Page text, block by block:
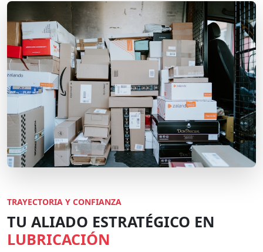
TRAYECTORIA Y CONFIANZA
TU ALIADO ESTRATÉGICO EN
LUBRICACIÓN